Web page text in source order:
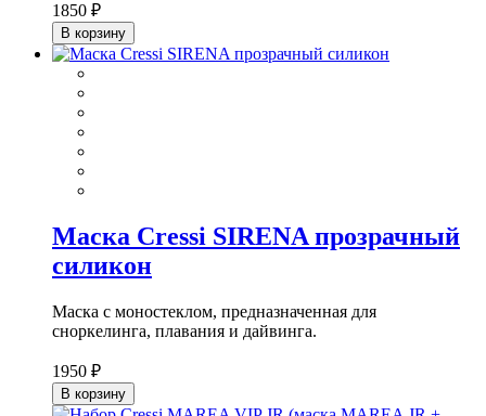
1850 ₽
В корзину
Маска Cressi SIRENA прозрачный
силикон
Маска с моностеклом, предназначенная для
сноркелинга, плавания и дайвинга.
1950 ₽
В корзину